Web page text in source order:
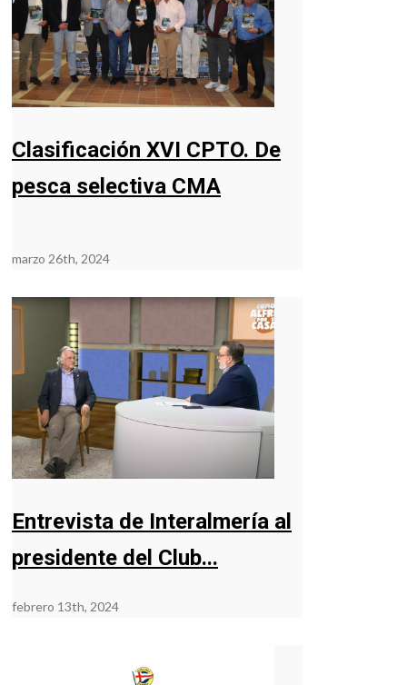
Clasificación XVI CPTO. De
pesca selectiva CMA
marzo 26th, 2024
Entrevista de Interalmería al
presidente del Club...
febrero 13th, 2024